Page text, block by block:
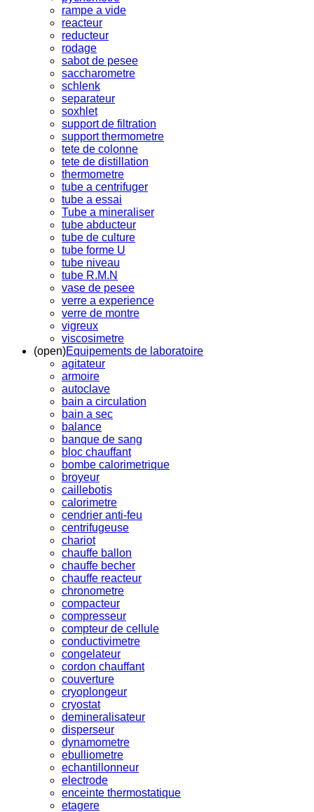
rampe a vide
reacteur
reducteur
rodage
sabot de pesee
saccharometre
schlenk
separateur
soxhlet
support de filtration
support thermometre
tete de colonne
tete de distillation
thermometre
tube a centrifuger
tube a essai
Tube a mineraliser
tube abducteur
tube de culture
tube forme U
tube niveau
tube R.M.N
vase de pesee
verre a experience
verre de montre
vigreux
viscosimetre
(open)Equipements de laboratoire
agitateur
armoire
autoclave
bain a circulation
bain a sec
balance
banque de sang
bloc chauffant
bombe calorimetrique
broyeur
caillebotis
calorimetre
cendrier anti-feu
centrifugeuse
chariot
chauffe ballon
chauffe becher
chauffe reacteur
chronometre
compacteur
compresseur
compteur de cellule
conductivimetre
congelateur
cordon chauffant
couverture
cryoplongeur
cryostat
demineralisateur
disperseur
dynamometre
ebulliometre
echantillonneur
electrode
enceinte thermostatique
etagere